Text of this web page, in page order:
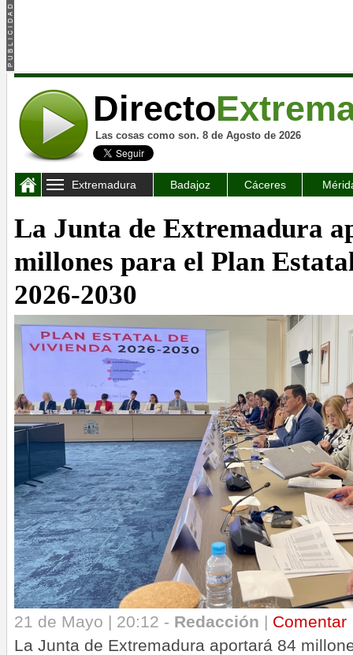
Directo
Las cosas como son. 8 de Agosto de 2026
Extremadura Badajoz Cáceres
La Junta de Extremadura
millones para el Plan
2026-2030
21 de Mayo | 20:12 - Redacción | Comentar
La Junta de Extremadura aportará 84